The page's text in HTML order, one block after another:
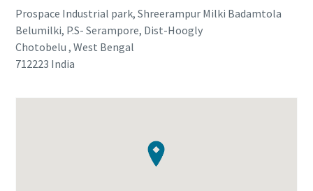
Prospace Industrial park, Shreerampur Milki Badamtola
Belumilki, P.S- Serampore, Dist-Hoogly
Chotobelu , West Bengal
712223 India